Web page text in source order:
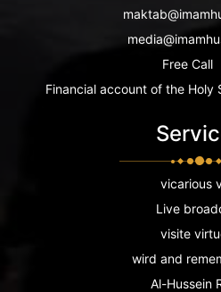
Free Call
Financial account of the Holy
vicarious
Live
visite
wird and
Al-Hussein